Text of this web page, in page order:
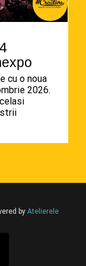
cu o noua
2026.
by Atelierele